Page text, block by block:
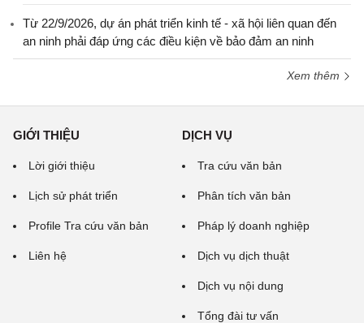
Từ 22/9/2026, dự án phát triển kinh tế - xã hội liên quan đến
an ninh phải đáp ứng các điều kiện về bảo đảm an ninh
Xem thêm
GIỚI THIỆU
Lời giới thiệu
Lịch sử phát triển
Profile Tra cứu văn bản
Liên hệ
DỊCH VỤ
Tra cứu văn bản
Phân tích văn bản
Pháp lý doanh nghiệp
Dịch vụ dịch thuật
Dịch vụ nội dung
Tổng đài tư vấn